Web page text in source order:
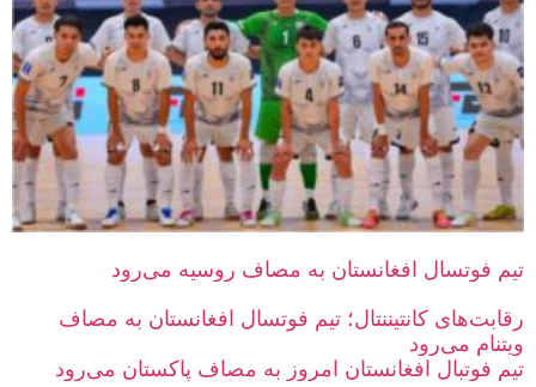
تیم فوتسال افغانستان به مصاف روسیه می‌رود
رقابت‌های کانتیننتال؛ تیم فوتسال افغانستان به مصاف
ویتنام می‌رود
تیم فوتبال افغانستان امروز به مصاف پاکستان می‌رود